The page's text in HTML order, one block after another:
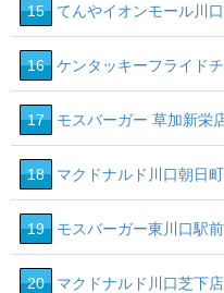
15 てんやイオンモール川
16 ケンタッキーフライド
17 モスバーガー 草加新栄
18 マクドナルド川口朝日
19 モスバーガー東川口駅
20 マクドナルド川口芝下店